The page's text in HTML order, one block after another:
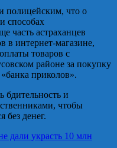
полицейским, что о
способах
часть астраханцев
в интернет-магазине,
товаров с
районе за покупку
приколов».
бдительность и
чтобы
без денег.
дали украсть 10 млн